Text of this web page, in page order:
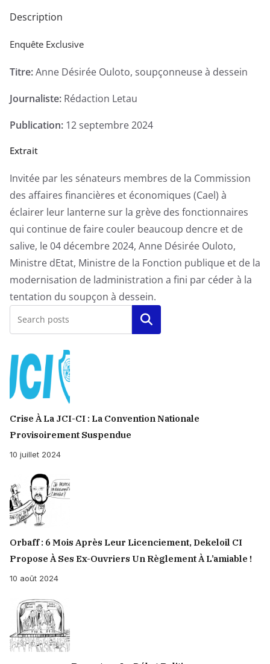
Description
Enquête Exclusive
Titre:Anne Désirée Ouloto, soupçonneuse à dessein
Journaliste: Rédaction Letau
Publication: 12 septembre 2024
Extrait
Invitée par les sénateurs membres de la Commission
des affaires financières et économiques (Cael) à
éclairer leur lanterne sur la grève des fonctionnaires
qui continue de faire couler beaucoup dencre et de
salive, le 04 décembre 2024, Anne Désirée Ouloto,
Ministre dEtat, Ministre de la Fonction publique et de la
modernisation de ladministration a fini par céder à la
tentation du soupçon à dessein.
Rechercher
Crise À La JCI-CI : La Convention Nationale
Provisoirement Suspendue
10 juillet 2024
Orbaff : 6 Mois Après Leur Licenciement, Dekeloil CI
Propose À Ses Ex-Ouvriers Un Règlement À L’amiable !
10 août 2024